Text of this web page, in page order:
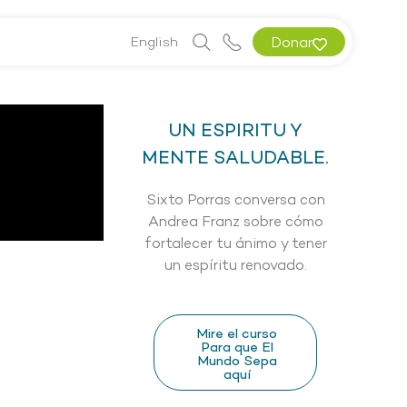
English Donar
UN ESPIRITU Y
MENTE SALUDABLE.
Sixto Porras conversa con
Andrea Franz sobre cómo
fortalecer tu ánimo y tener
un espíritu renovado.
Mire el curso
Para que El
Mundo Sepa
aquí